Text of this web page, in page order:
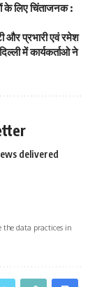
के लिए चिंताजनक :
और प्रभारी एवं रमेश
में कार्यकर्ताओ ने
delivered
the data practices in